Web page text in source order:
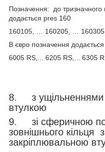
Позначення: до тризначного
додається pres 160
160105, … 160205, …
В євро позначення додається
6005 RS,... 6205 RS,... 6305
8. з ущільненнями
втулкою
9. зі сферичною
зовнішнього кільця
закріплювальною